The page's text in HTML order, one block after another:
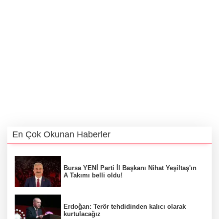
En Çok Okunan Haberler
Bursa YENİ Parti İl Başkanı Nihat Yeşiltaş'ın
A Takımı belli oldu!
Erdoğan: Terör tehdidinden kalıcı olarak
kurtulacağız